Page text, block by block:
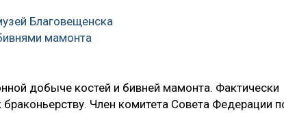
Благовещенска
мамонта
добыче костей и бивней мамонта. Фактически
Член комитета Совета Федерации